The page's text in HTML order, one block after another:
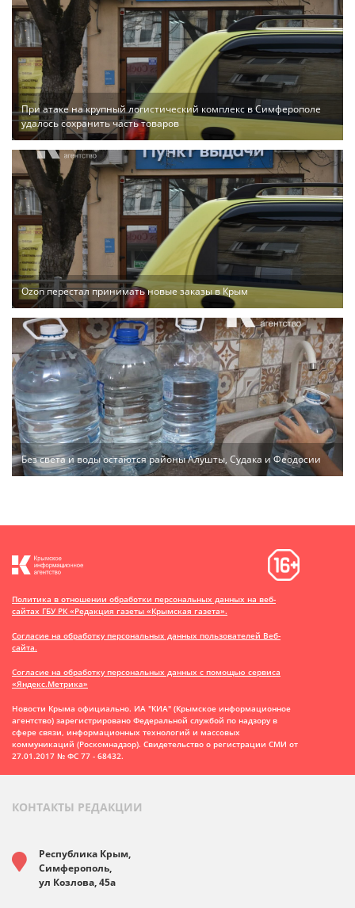
При атаке на крупный логистический комплекс в Симферополе
удалось сохранить часть товаров
Ozon перестал принимать новые заказы в Крым
Без света и воды остаются районы Алушты, Судака и Феодосии
Политика в отношении обработки персональных данных на веб-
сайтах ГБУ РК «Редакция газеты «Крымская газета».
Согласие на обработку персональных данных пользователей Веб-
сайта.
Согласие на обработку персональных данных с помощью сервиса
«Яндекс.Метрика»
Новости Крыма официально. ИА "КИА" (Крымское информационное
агентство) зарегистрировано Федеральной службой по надзору в
сфере связи, информационных технологий и массовых
коммуникаций (Роскомнадзор). Свидетельство о регистрации СМИ от
27.01.2017 № ФС 77 - 68432.
КОНТАКТЫ РЕДАКЦИИ
Республика Крым,
Симферополь,
ул Козлова, 45а